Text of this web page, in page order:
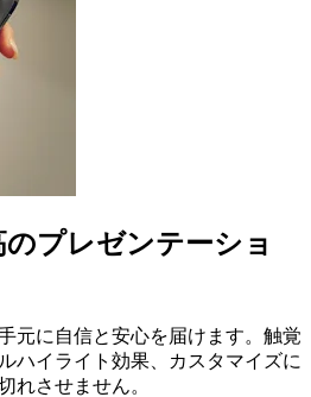
プレゼンテーショ
元に自信と安心を届けます。触覚
ハイライト効果、カスタマイズに
れさせません。